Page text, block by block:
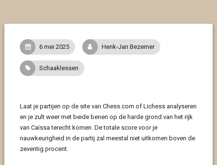
6 mei 2025 Henk-Jan Bezemer
Schaaklessen
Laat je partijen op de site van Chess.com of Lichess analyseren
en je zult weer met beide benen op de harde grond van het rijk
van Caïssa terecht komen. De totale score voor je
nauwkeurigheid in de partij zal meestal niet uitkomen boven de
zeventig procent.